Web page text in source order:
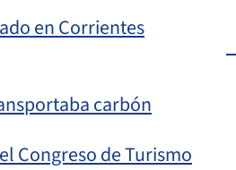
en Corrientes
carbón
Congreso de Turismo